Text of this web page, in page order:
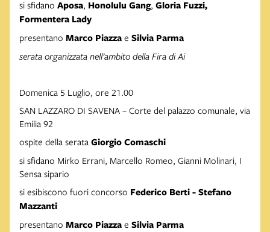
si sfidano Aposa, Honolulu Gang, Gloria Fuzzi,
Formentera Lady
presentano Marco Piazza e Silvia Parma
serata organizzata nell’ambito della Fira di Ai
Domenica 5 Luglio, ore 21.00
SAN LAZZARO DI SAVENA – Corte del palazzo comunale, via
Emilia 92
ospite della serata GiorgioComaschi
si sfidano Mirko Errani, Marcello Romeo, Gianni Molinari, I
Sensa sipario
si esibiscono fuori concorso Federico Berti-Stefano
Mazzanti
presentano Marco Piazza e Silvia Parma